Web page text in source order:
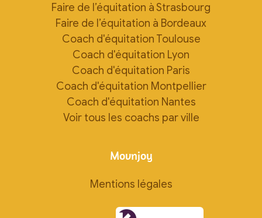
Faire de l’équitation à Strasbourg
Faire de l’équitation à Bordeaux
Coach d'équitation Toulouse
Coach d'équitation Lyon
Coach d'équitation Paris
Coach d'équitation Montpellier
Coach d'équitation Nantes
Voir tous les coachs par ville
Movnjoy
Mentions légales